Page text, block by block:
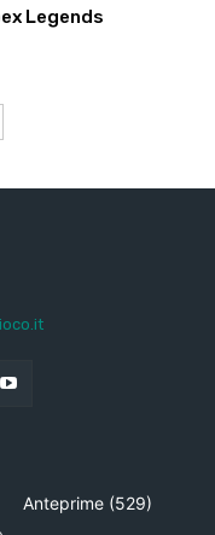
Legends
Anteprime (529)